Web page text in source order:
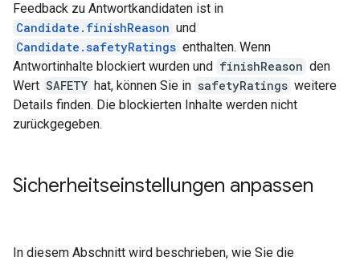
Feedback zu Antwortkandidaten ist in
Candidate.finishReason und
Candidate.safetyRatings enthalten. Wenn
Antwortinhalte blockiert wurden und finishReason den
Wert SAFETY hat, können Sie in safetyRatings weitere
Details finden. Die blockierten Inhalte werden nicht
zurückgegeben.
Sicherheitseinstellungen anpassen
In diesem Abschnitt wird beschrieben, wie Sie die